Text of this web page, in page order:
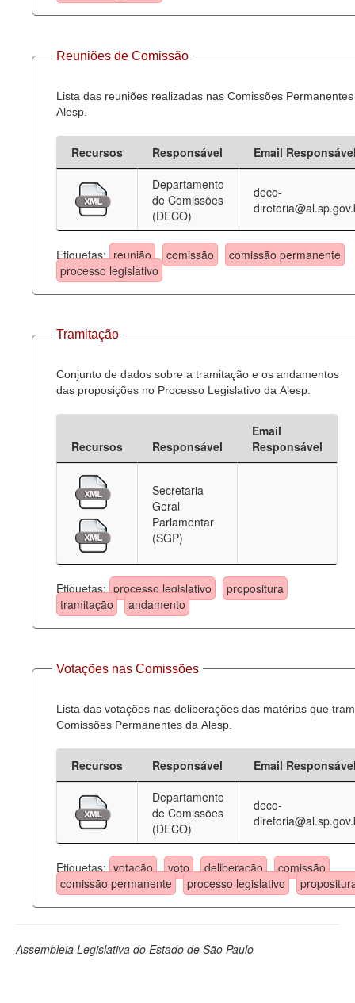
Reuniões de Comissão
Lista das reuniões realizadas nas Comissões
Alesp.
Recursos Responsável
Email
Departamento
de Comissões
(DECO)
deco-
Etiquetas: reunião comissão
comissão permanente
processo legislativo
Tramitação
Conjunto de dados sobre a tramitação e os andamentos
das proposições no Processo Legislativo da Alesp.
Recursos Responsável
Email
Responsável
Secretaria
Geral
Parlamentar
(SGP)
Etiquetas: processo legislativo
propositura
tramitação
andamento
Votações nas Comissões
Lista das votações nas deliberações das matérias que
Comissões Permanentes da Alesp.
Recursos Responsável
Email
Departamento
de Comissões
(DECO)
deco-
Etiquetas: votação voto deliberação
comissão
comissão permanente
processo legislativo
Assembleia Legislativa do Estado de São Paulo